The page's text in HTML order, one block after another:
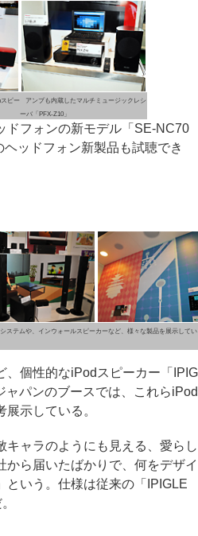
ピー
アンプも内蔵したマルチミュージックレシ
ーバ「PFX-Z10」
フォンの新モデル「SE-NC70
ッドフォン新製品も試聴でき
ステムや、インウォールスピーカーなど、様々な製品を展示してい
個性的なiPodスピーカー「IPIG
ャパンのブースでは、これらiPod
示している。
ャラのようにも見える、愛らし
から届いたばかりで、何をデザイ
という。仕様は従来の「IPIGLE